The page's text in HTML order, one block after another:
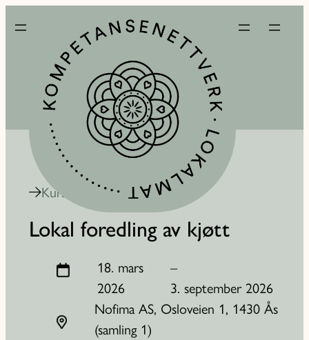
Kurskalender
Lokal foredling av kjøtt
18. mars
2026
–
3. september 2026
Nofima AS, Osloveien 1, 1430 Ås
(samling 1)